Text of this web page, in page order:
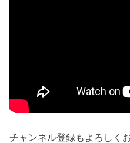
チャンネル登録もよろしく